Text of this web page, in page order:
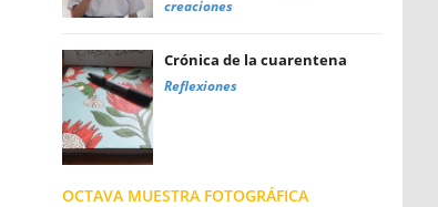
creaciones
Crónica de la cuarentena
Reflexiones
OCTAVA MUESTRA FOTOGRÁFICA